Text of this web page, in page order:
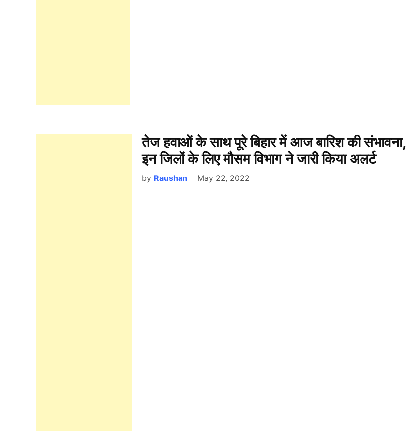
तेज हवाओं के साथ पूरे बिहार में आज बारिश की संभावना,
इन जिलों के लिए मौसम विभाग ने जारी किया अलर्ट
by Raushan May 22, 2022